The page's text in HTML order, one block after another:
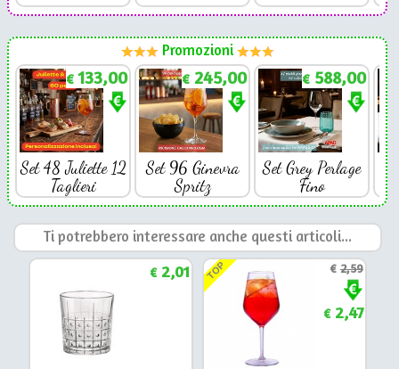
Promozioni
€ 133,00
Set 48 Juliette 12
Taglieri
€ 245,00
Set 96 Ginevra
Spritz
€ 588,00
Set Grey Perlage
Fino
Ti potrebbero interessare anche questi articoli...
€2,01 TOP €2,59
€2,47